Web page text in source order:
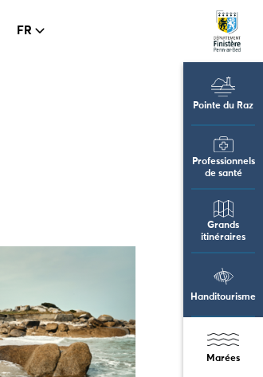
FR
Pointe du Raz
Professionnels
de santé
Grands
itinéraires
Handitourisme
Marées